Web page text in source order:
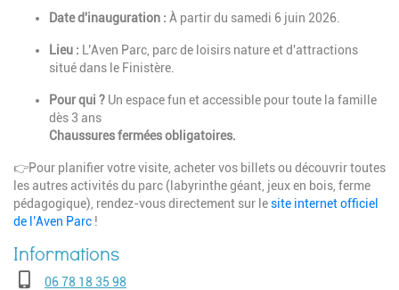
Date d'inauguration : À partir du samedi 6 juin 2026.
Lieu : L’Aven Parc, parc de loisirs nature et d'attractions
situé dans le Finistère.
Pour qui ? Un espace fun et accessible pour toute la famille
dès 3 ans
Chaussures fermées obligatoires.
👉Pour planifier votre visite, acheter vos billets ou découvrir toutes
les autres activités du parc (labyrinthe géant, jeux en bois, ferme
pédagogique), rendez-vous directement sur lesite internet officiel
de l’Aven Parc !
Téléphone06 78 18 35 98